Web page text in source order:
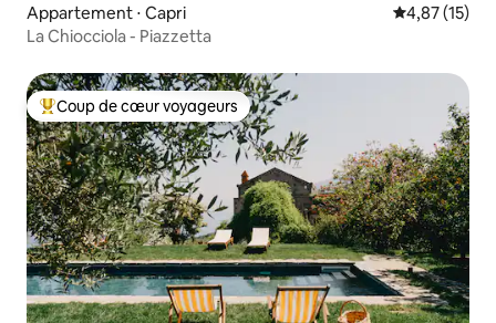
Appartement ⋅ Capri Évaluation
4,87 (15)
La Chiocciola - Piazzetta
Coups de cœur voyageurs les plus appréciés
Coup de cœur voyageurs